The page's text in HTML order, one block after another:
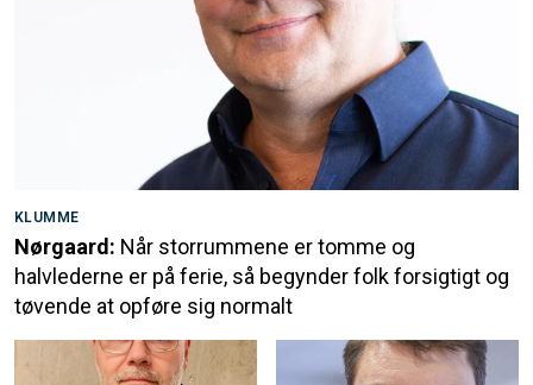
KLUMME
Nørgaard: Når storrummene er tomme og
halvlederne er på ferie, så begynder folk forsigtigt og
tøvende at opføre sig normalt